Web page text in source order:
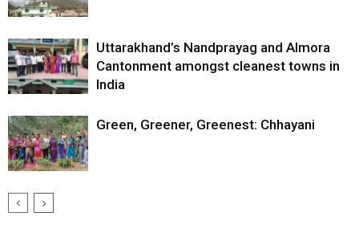
Uttarakhand’s Nandprayag and Almora
Cantonment amongst cleanest towns in
India
Green, Greener, Greenest: Chhayani